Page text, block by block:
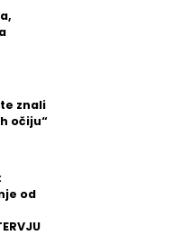
znali
očiju“
od